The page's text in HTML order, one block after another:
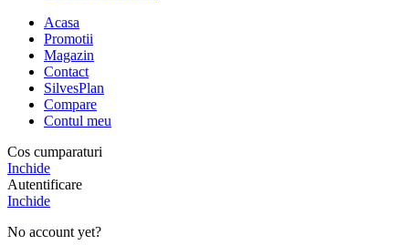
Acasa
Promotii
Magazin
Contact
SilvesPlan
Compare
Contul meu
Cos cumparaturi
Inchide
Autentificare
Inchide
No account yet?